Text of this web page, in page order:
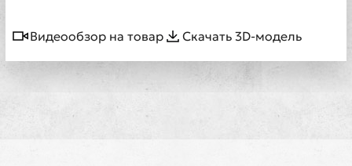
Видеообзор на товар Скачать 3D-модель